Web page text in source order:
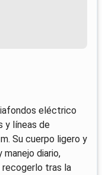
eléctrico
y líneas de
Su cuerpo ligero y
diario,
tras la